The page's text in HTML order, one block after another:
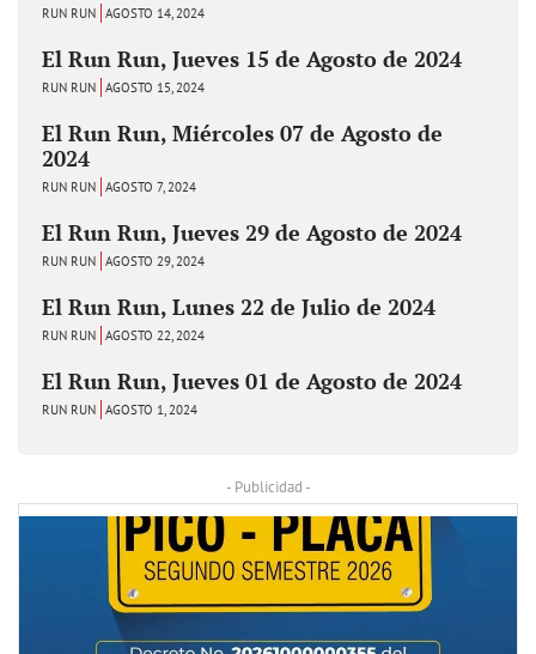
RUN RUN AGOSTO 14, 2024
El Run Run, Jueves 15 de Agosto de 2024
RUN RUN AGOSTO 15, 2024
El Run Run, Miércoles 07 de Agosto de
2024
RUN RUN AGOSTO 7, 2024
El Run Run, Jueves 29 de Agosto de 2024
RUN RUN AGOSTO 29, 2024
El Run Run, Lunes 22 de Julio de 2024
RUN RUN AGOSTO 22, 2024
El Run Run, Jueves 01 de Agosto de 2024
RUN RUN AGOSTO 1, 2024
- Publicidad -